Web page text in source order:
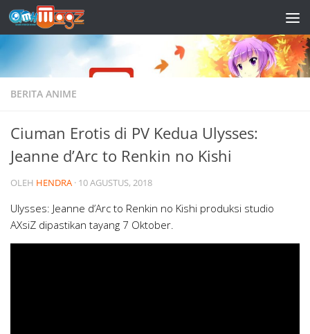
Skip to content
BERITA ANIME
Ciuman Erotis di PV Kedua Ulysses:
Jeanne d’Arc to Renkin no Kishi
OLEH HENDRA · 10 AGUSTUS, 2018
Ulysses: Jeanne d’Arc to Renkin no Kishi produksi studio
AXsiZ dipastikan tayang 7 Oktober.